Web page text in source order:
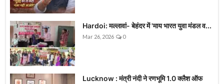
Hardoi: मल्लावां- बेहंदर में 'माय भारत युवा मंडल व...
Mar 26, 2026 0
Lucknow : मंत्री नंदी ने रणभूमि 1.0 क्लैश ऑफ